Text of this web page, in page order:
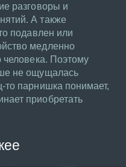
разговоры и
А также
подавлен или
медленно
человека. Поэтому
не ощущалась
то парнишка понимает,
приобретать